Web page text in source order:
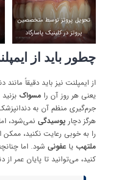
تحویل پروتز توسط متخصصین
پروتز در کلینیک پاسارگاد
چطور باید از
از ایمپلنت نیز باید دقیقاً
یعنی هر روز آن را مسواک
جرم‌گیری منظم آن به
هرگز دچار پوسیدگی نمی‌شود،
را به خوبی رعایت نکنید،
ملتهب یا عفونی شود. اما
کنید، می‌توانید تا پایان عمر